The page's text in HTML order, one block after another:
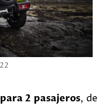
2 pasajeros, de